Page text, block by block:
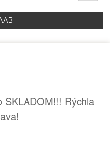
SKLADOM!!! Rýchla